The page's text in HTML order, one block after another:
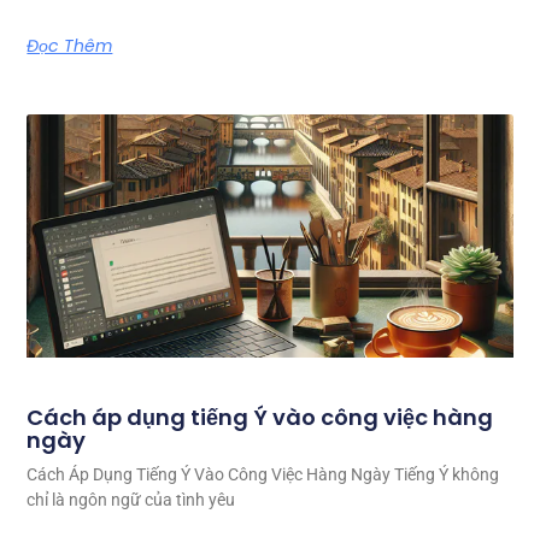
Đọc Thêm
Cách áp dụng tiếng Ý vào công việc hàng
ngày
Cách Áp Dụng Tiếng Ý Vào Công Việc Hàng Ngày Tiếng Ý không
chỉ là ngôn ngữ của tình yêu